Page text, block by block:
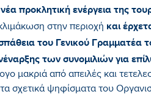
προκλητική ενέργεια της
στην περιοχή και
του Γενικού
των συνομιλιών για
μακριά από απειλές και
σχετικά ψηφίσματα του